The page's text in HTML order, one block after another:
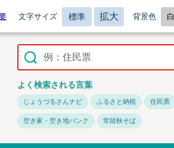
ジ
文字サイズ 標準 拡大 背景色 白
よく検索される言葉
じょうづるさんナビ ふるさと納税 住民票
空き家・空き地バンク 常陸秋そば